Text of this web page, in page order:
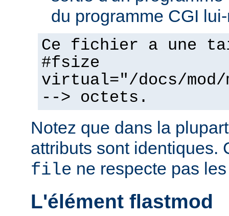
du programme CGI
Ce fichier a une
#fsize
virtual="/docs/mod/
--> octets.
Notez que dans la
attributs sont identiques.
file ne respecte pas
L'élément flastmod